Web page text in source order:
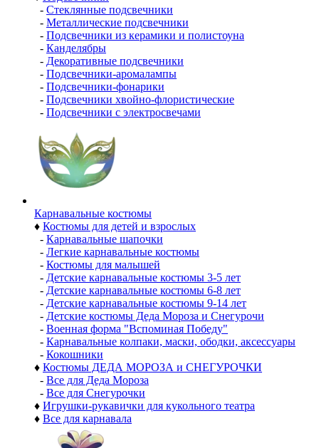
- Стеклянные подсвечники
- Металлические подсвечники
- Подсвечники из керамики и полистоуна
- Канделябры
- Декоративные подсвечники
- Подсвечники-аромалампы
- Подсвечники-фонарики
- Подсвечники хвойно-флористические
- Подсвечники с электросвечами
Карнавальные костюмы
♦ Костюмы для детей и взрослых
- Карнавальные шапочки
- Легкие карнавальные костюмы
- Костюмы для малышей
- Детские карнавальные костюмы 3-5 лет
- Детские карнавальные костюмы 6-8 лет
- Детские карнавальные костюмы 9-14 лет
- Детские костюмы Деда Мороза и Снегурочи
- Военная форма "Вспоминая Победу"
- Карнавальные колпаки, маски, ободки, аксессуары
- Кокошники
♦ Костюмы ДЕДА МОРОЗА и СНЕГУРОЧКИ
- Все для Деда Мороза
- Все для Снегурочки
♦ Игрушки-рукавички для кукольного театра
♦ Все для карнавала